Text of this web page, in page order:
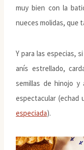
muy bien con la
nueces molidas, que
Y para las especias,
anís estrellado,
semillas de hinojo y
espectacular (echad
especiada).